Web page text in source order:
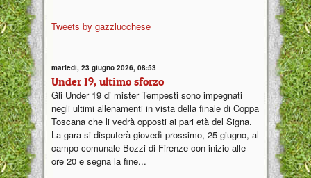
Tweets by gazzlucchese
martedì, 23 giugno 2026, 08:53
Under 19, ultimo sforzo
Gli Under 19 di mister Tempesti sono impegnati
negli ultimi allenamenti in vista della finale di Coppa
Toscana che li vedrà opposti ai pari età del Signa.
La gara si disputerà giovedì prossimo, 25 giugno, al
campo comunale Bozzi di Firenze con inizio alle
ore 20 e segna la fine...